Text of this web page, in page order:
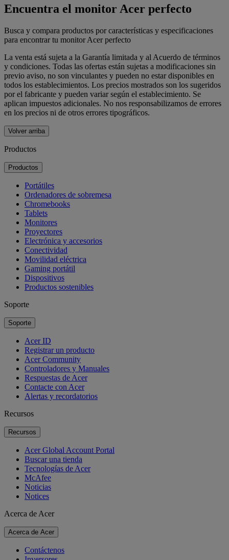
Encuentra el monitor Acer perfecto
Busca y compara productos por características y especificaciones
para encontrar tu monitor Acer perfecto
La venta está sujeta a la Garantía limitada y al Acuerdo de términos
y condiciones. Todas las ofertas están sujetas a modificaciones sin
previo aviso, no son vinculantes y pueden no estar disponibles en
todos los establecimientos. Los precios mostrados son los sugeridos
por el fabricante y pueden variar según el establecimiento. Se
aplican impuestos adicionales. No nos responsabilizamos de errores
en los precios ni de otros errores tipográficos.
Volver arriba
Productos
Productos
Portátiles
Ordenadores de sobremesa
Chromebooks
Tablets
Monitores
Proyectores
Electrónica y accesorios
Conectividad
Movilidad eléctrica
Gaming portátil
Dispositivos
Productos sostenibles
Soporte
Soporte
Acer ID
Registrar un producto
Acer Community
Controladores y Manuales
Respuestas de Acer
Contacte con Acer
Alertas y recordatorios
Recursos
Recursos
Acer Global Account Portal
Buscar una tienda
Tecnologías de Acer
McAfee
Noticias
Notices
Acerca de Acer
Acerca de Acer
Contáctenos